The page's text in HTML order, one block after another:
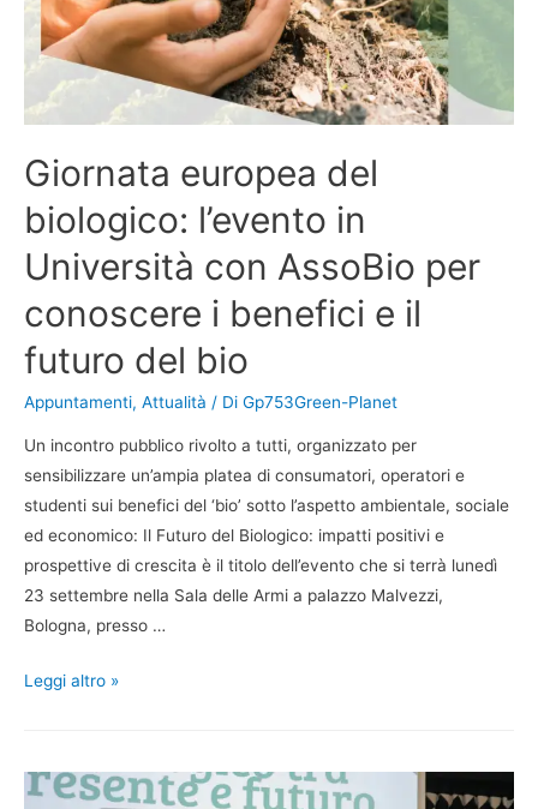
Giornata europea del
biologico: l’evento in
Università con AssoBio per
conoscere i benefici e il
futuro del bio
Appuntamenti, Attualità / Di Gp753Green-Planet
Un incontro pubblico rivolto a tutti, organizzato per
sensibilizzare un’ampia platea di consumatori, operatori e
studenti sui benefici del ‘bio’ sotto l’aspetto ambientale, sociale
ed economico: Il Futuro del Biologico: impatti positivi e
prospettive di crescita è il titolo dell’evento che si terrà lunedì
23 settembre nella Sala delle Armi a palazzo Malvezzi,
Bologna, presso …
Leggi altro »